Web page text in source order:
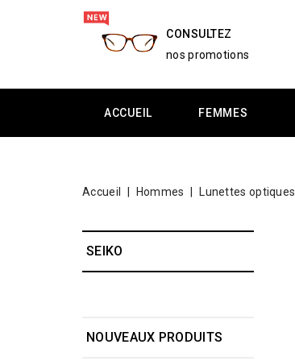
CONSULTEZ
nos promotions
ACCUEIL FEMMES
Accueil Hommes Lunettes optiques
SEIKO
NOUVEAUX PRODUITS